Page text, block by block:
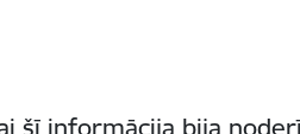
šī informācija bija